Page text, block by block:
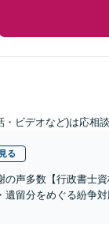
・ビデオなど)は応相談
る
声多数【行政書士
留分をめぐる紛争